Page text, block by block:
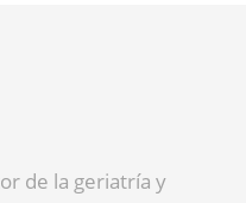
de la geriatría y